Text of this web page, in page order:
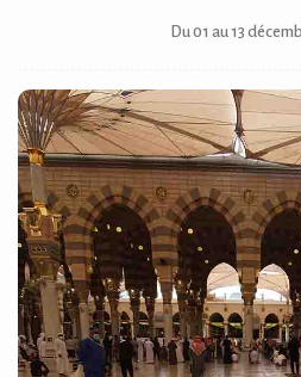
Du 01 au 13